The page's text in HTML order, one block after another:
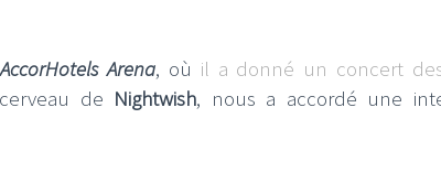
AccorHotels Arena, où il a donné un concert
de Nightwish, nous a accordé une